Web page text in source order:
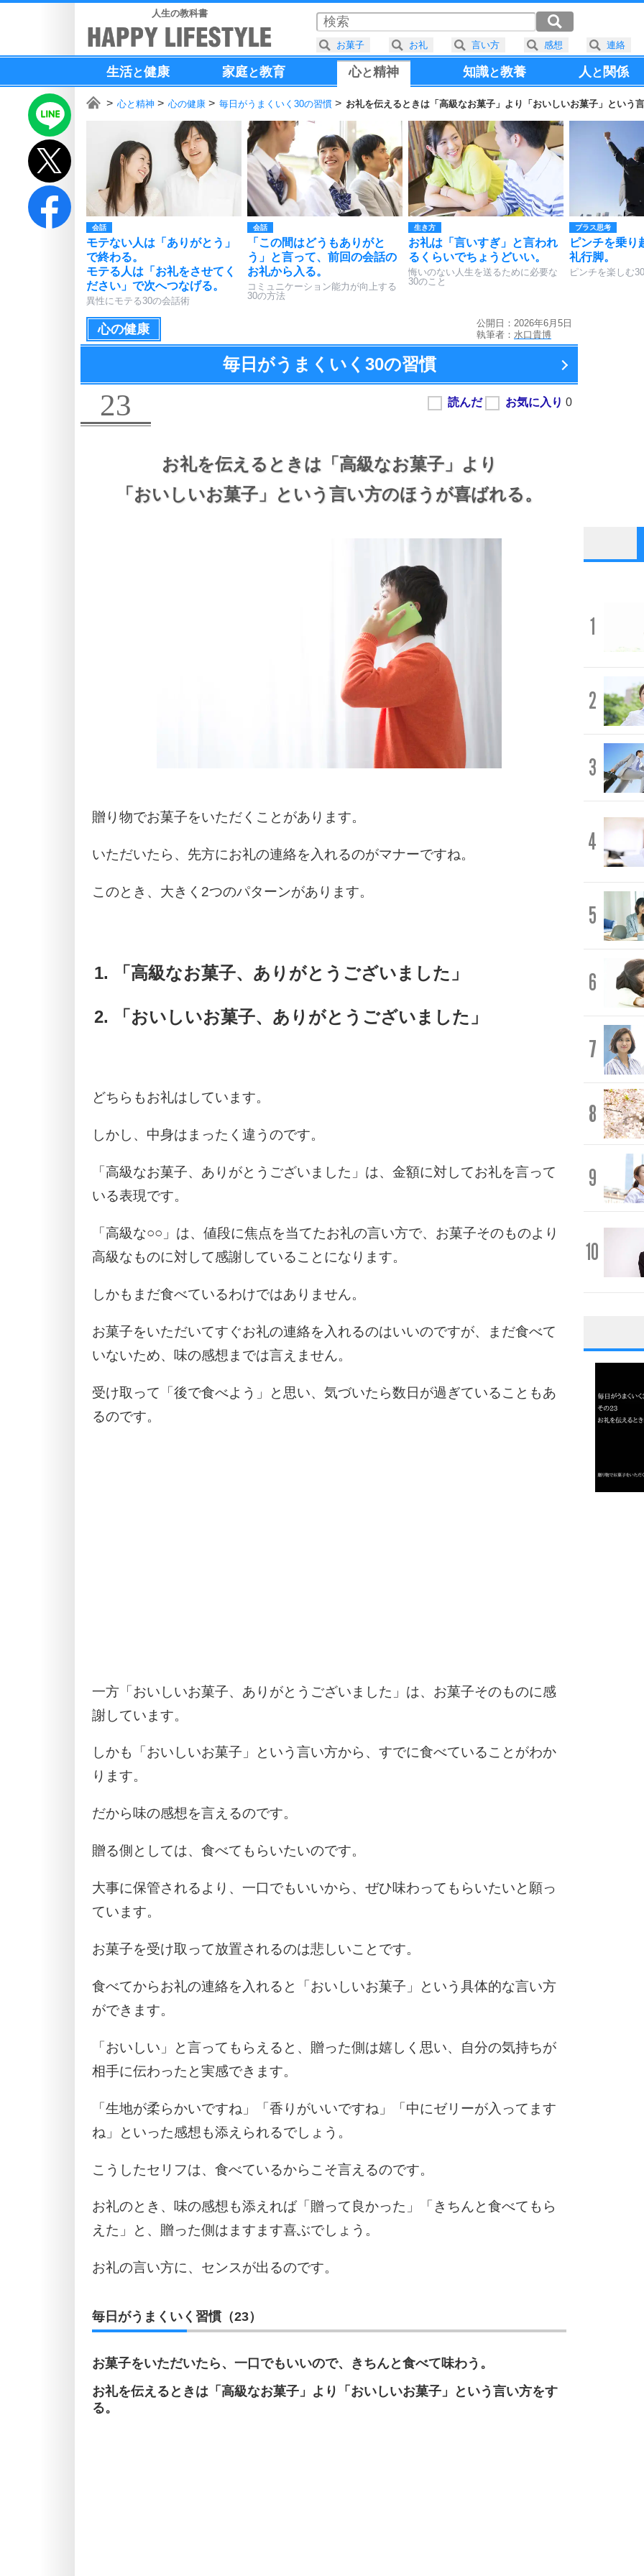
人生の教科書
生活と健康 家庭と教育 心と精神 知識と教養 人と 関係
心と精神 心の健康 毎日がうまくいく30の習慣 お礼を伝えるときは「高級なお菓子」より「おいしいお菓子」という
会話
モテない人は「ありがとう」
で終わる。
モテる人は「お礼をさせてく
ださい」で次へつなげる。
異性にモテる30の会話術
会話
「この間はどうもありがと
う」と言って、前回の会話の
お礼から入る。
コミュニケーション能力が向上する
30の方法
生き方
お礼は「言いすぎ」と言われ
るくらいでちょうどいい。
悔いのない人生を送るために必要な
30のこと
プラス思考
ピンチを乗り
礼行脚。
ピンチを楽しむ
心の健康
公開日：2026年6月5日
執筆者： 水口貴博
毎日がうまくいく 30の習慣
23
お礼を伝えるときは 「高級なお菓子」より
「おいしいお菓子」という言い方のほうが喜ばれる。
贈り物でお菓子をいただくことがあります。
いただいたら、先方にお礼の連絡を入れるのがマナーですね。
このとき、大きく2つのパターンがあります。
「高級なお菓子、ありがとうございました」
「おいしいお菓子、ありがとうございました」
どちらもお礼はしています。
しかし、中身はまったく違うのです。
「高級なお菓子、ありがとうございました」は、金額に対してお礼を言って
いる表現です。
「高級な○○」は、値段に焦点を当てたお礼の言い方で、お菓子そのものより
高級なものに対して感謝していることになります。
しかもまだ食べているわけではありません。
お菓子をいただいてすぐお礼の連絡を入れるのはいいのですが、まだ食べて
いないため、味の感想までは言えません。
受け取って「後で食べよう」と思い、気づいたら数日が過ぎていることもあ
るのです。
一方「おいしいお菓子、ありがとうございました」は、お菓子そのものに感
謝しています。
しかも「おいしいお菓子」という言い方から、すでに食べていることがわか
ります。
だから味の感想を言えるのです。
贈る側としては、食べてもらいたいのです。
大事に保管されるより、一口でもいいから、ぜひ味わってもらいたいと願っ
ています。
お菓子を受け取って放置されるのは悲しいことです。
食べてからお礼の連絡を入れると「おいしいお菓子」という具体的な言い方
ができます。
「おいしい」と言ってもらえると、贈った側は嬉しく思い、自分の気持ちが
相手に伝わったと実感できます。
「生地が柔らかいですね」「香りがいいですね」「中にゼリーが入ってます
ね」といった感想も添えられるでしょう。
こうしたセリフは、食べているからこそ言えるのです。
お礼のとき、味の感想も添えれば「贈って良かった」「きちんと食べてもら
えた」と、贈った側はますます喜ぶでしょう。
お礼の言い方に、センスが出るのです。
毎日がうまくいく習慣（23）
お菓子をいただいたら、一口でもいいので、きちんと食べて味わう。
お礼を伝えるときは「高級なお菓子」より「おいしいお菓子」という言い方をす
る。
1
2
3
4
5
6
7
8
9
10
1
3
お菓子 お礼 言い方 感想 連絡